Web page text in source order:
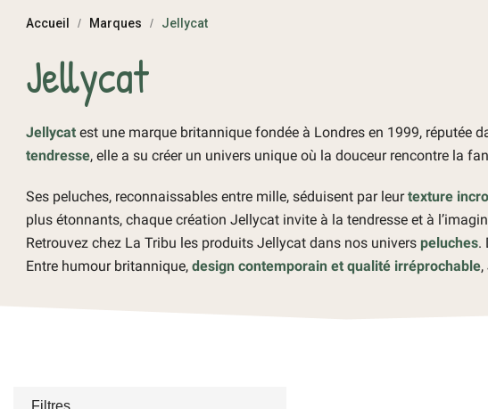
Accueil Marques Jellycat
Jellycat
Jellycat est une marque britannique fondée à Londres en 1999, réputée
tendresse, elle a su créer un univers unique où la douceur rencontre la
Ses peluches, reconnaissables entre mille, séduisent par leurtexture
plus étonnants, chaque création Jellycat invite à la tendresse et à
Retrouvez chez La Tribu les produits Jellycat dans nos univers peluches.
Entre humour britannique, design contemporain et qualité irréprochable
Filtres